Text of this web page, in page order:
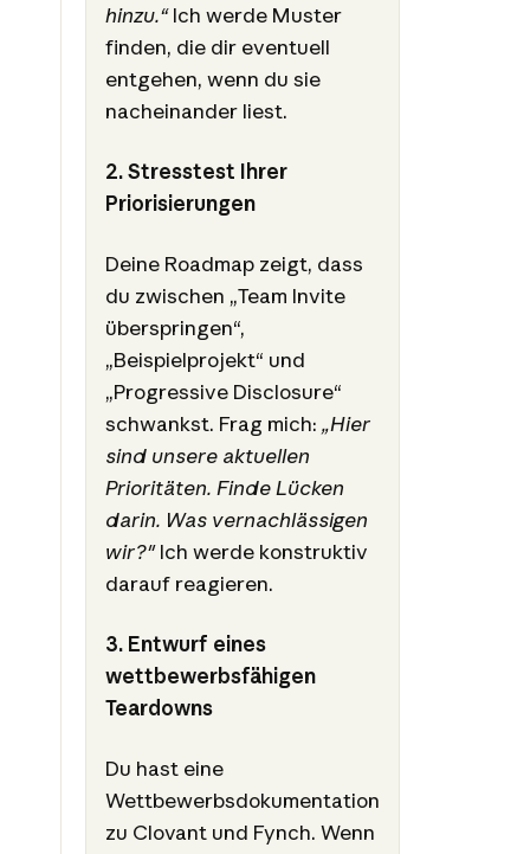
hinzu.“Ich werde Muster
finden, die dir eventuell
entgehen, wenn du sie
nacheinander liest.
2. Stresstest Ihrer
Priorisierungen
Deine Roadmap zeigt, dass
du zwischen „Team Invite
überspringen“,
„Beispielprojekt“ und
„Progressive Disclosure“
schwankst. Frag mich: „Hier
sind unsere aktuellen
Prioritäten. Finde Lücken
darin. Was vernachlässigen
wir?"Ich werde konstruktiv
darauf reagieren.
3. Entwurf eines
wettbewerbsfähigen
Teardowns
Du hast eine
Wettbewerbsdokumentation
zu Clovant und Fynch. Wenn